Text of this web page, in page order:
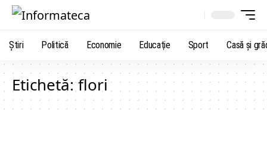
Știri Politică Economie Educaţie Sport Casă şi
Etichetă:flori